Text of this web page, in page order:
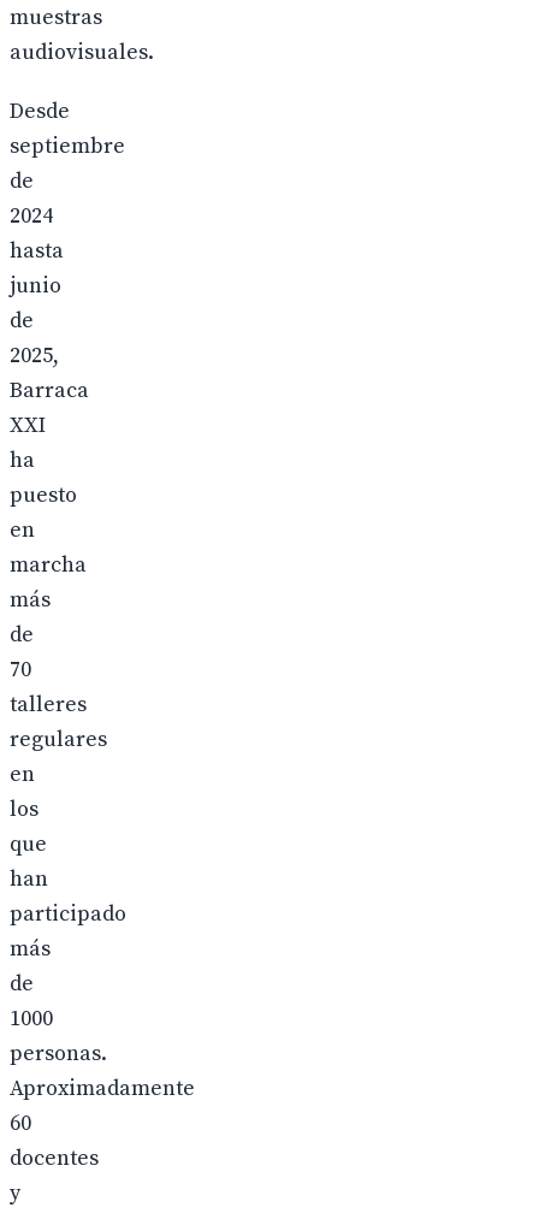
muestras
audiovisuales.
Desde
septiembre
de
2024
hasta
junio
de
2025,
Barraca
XXI
ha
puesto
en
marcha
más
de
70
talleres
regulares
en
los
que
han
participado
más
de
1000
personas.
Aproximadamente
60
docentes
y